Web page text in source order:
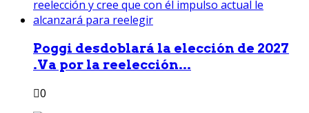
Poggi desdoblará la elección de 2027
.Va por la reelección...
0